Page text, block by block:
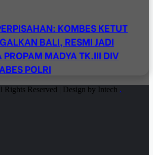
KOMBES KETUT
BALI, RESMI JADI
PROPAM MADYA TK.III DIV
POLRI
Reserved | Design by Intech .